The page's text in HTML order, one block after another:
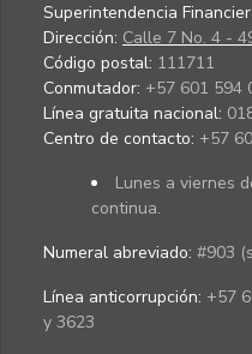
Superintendencia
Dirección: Calle 7 No. 4 -
Código postal: 111711
Conmutador: +57 601 594
Línea gratuita nacional:
Centro de contacto: +57
Lunes a viernes
continua.
Numeral abreviado: #903
Línea anticorrupción: +57
y 3623